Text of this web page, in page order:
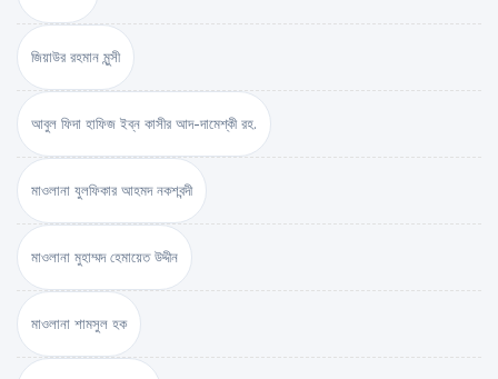
জিয়াউর রহমান মুন্সী
আবুল ফিদা হাফিজ ইব্‌ন কাসীর আদ-দামেশ্‌কী রহ.
মাওলানা যুলফিকার আহমদ নকশবন্দী
মাওলানা মুহাম্মদ হেমায়েত উদ্দীন
মাওলানা শামসুল হক